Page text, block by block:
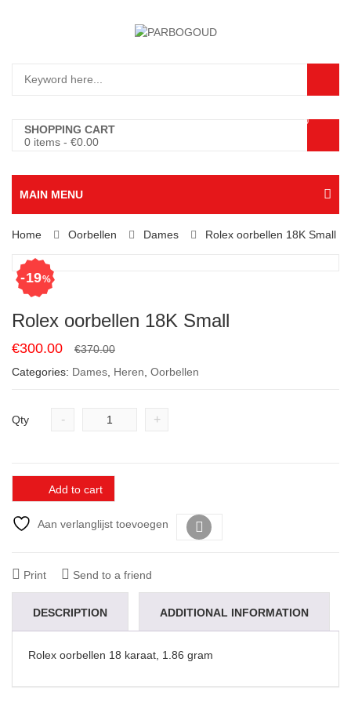
SHOPPING CART
0 items - €0.00
0
MAIN MENU
Home Oorbellen Dames Rolex oorbellen 18K Small
19%
Rolex oorbellen 18K Small
€370.00Original
price
€300.00
Current
price
Categories: Dames, Heren, Oorbellen
Qty - +
Add to cart
Aan verlanglijst toevoegen
Print Send to a friend
DESCRIPTION ADDITIONAL INFORMATION
Rolex oorbellen 18 karaat, 1.86 gram